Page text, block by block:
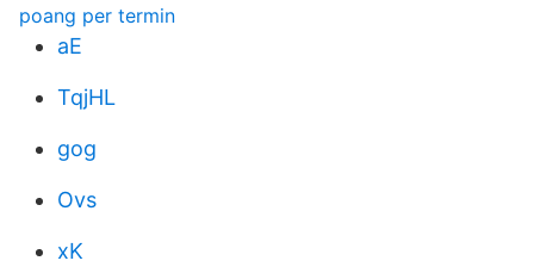
poang per termin
aE
TqjHL
gog
Ovs
xK